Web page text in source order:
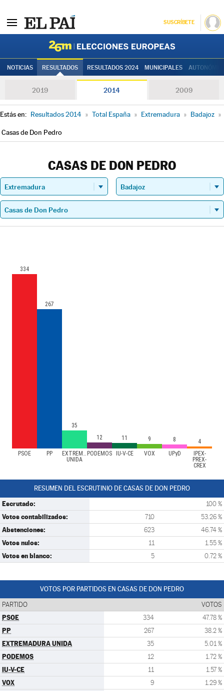
SUSCRÍBETE
NOTICIAS RESULTADOS RESULTADOS 2024 MUNICIPALES
2019 2014 2009
Estás en: Resultados 2014 » Total España » Extremadura » Badajoz »
Casas de Don Pedro
CASAS DE DON PEDRO
PSOE PP
EXTREMADURA
UNIDA
PODEMOS IU-V-CE VOX UPyD
IPEX-
PREX-
CREX
334
267
35
12
11 9 8 4
RESUMEN DEL ESCRUTINIO DE CASAS DE DON PEDRO
Escrutado: 100 %
Votos contabilizados: 710 53.26 %
Abstenciones: 623 46.74 %
Votos nulos: 11 1.55 %
Votos en blanco: 5 0.72 %
VOTOS POR PARTIDOS EN CASAS DE DON PEDRO
PARTIDO VOTOS
PSOE 334 47.78 %
PP 267 38.2 %
EXTREMADURA UNIDA 35 5.01 %
PODEMOS 12 1.72 %
IU-V-CE 11 1.57 %
VOX 9 1.29 %